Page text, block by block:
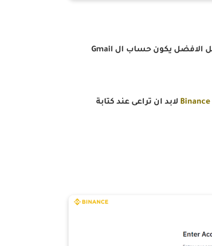
اول مربع نقوم بكتابة البريد الالكترونى الخاص بنا ولتجنب اى مشاكل الافضل يكون حساب ال Gmail
Binance لابد ان تراعى عند كتابة